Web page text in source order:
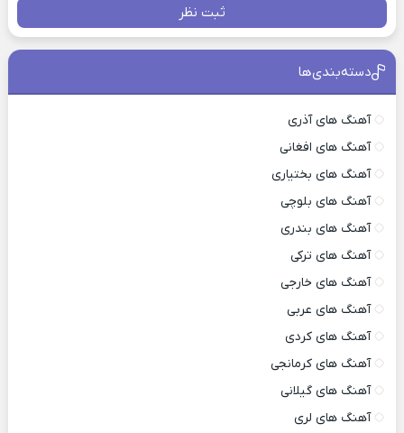
ثبت نظر
دسته‌بندی‌ها
آهنگ های آذری
آهنگ های افغانی
آهنگ های بختیاری
آهنگ های بلوچی
آهنگ های بندری
آهنگ های ترکی
آهنگ های خارجی
آهنگ های عربی
آهنگ های کردی
آهنگ های کرمانجی
آهنگ های گیلانی
آهنگ های لری